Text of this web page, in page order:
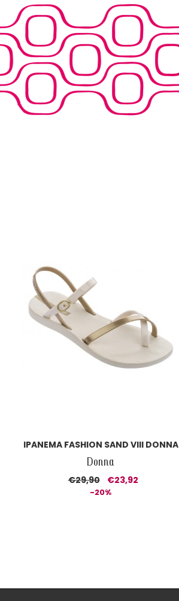
IPANEMA FASHION SAND VIII DONNA
Donna
€29,90 €23,92
-20%